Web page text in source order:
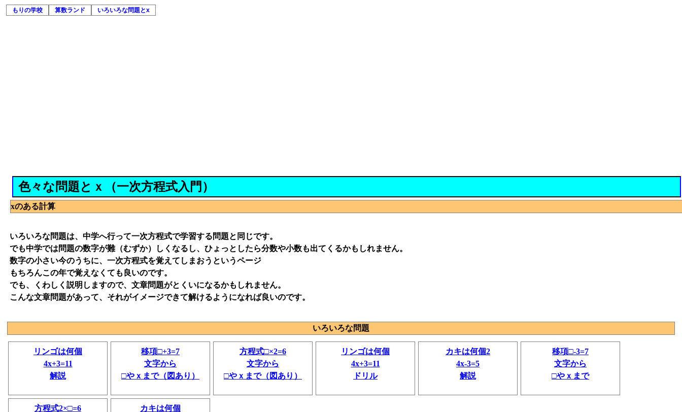
もりの学校 算数ランド いろいろな問題とx
色々な問題とｘ（一次方程式入門）
xのある計算
いろいろな問題は、中学へ行って一次方程式で学習する問題と同じです。
でも中学では問題の数字が難（むずか）しくなるし、ひょっとしたら分数や小数も出てくるかもしれません。
数字の小さい今のうちに、一次方程式を覚えてしまおうというページ
もちろんこの年で覚えなくても良いのです。
でも、くわしく説明しますので、文章問題がとくいになるかもしれません。
こんな文章問題があって、それがイメージできて解けるようになれば良いのです。
いろいろな問題
リンゴは何個
4x+3=11
解説
移項□+3=7
文字から
□やｘまで（図あり）
方程式□×2=6
文字から
□やｘまで（図あり）
リンゴは何個
4x+3=11
ドリル
カキは何個2
4x-3=5
解説
移項□-3=7
文字から
□やｘまで
方程式2×□=6
カキは何個